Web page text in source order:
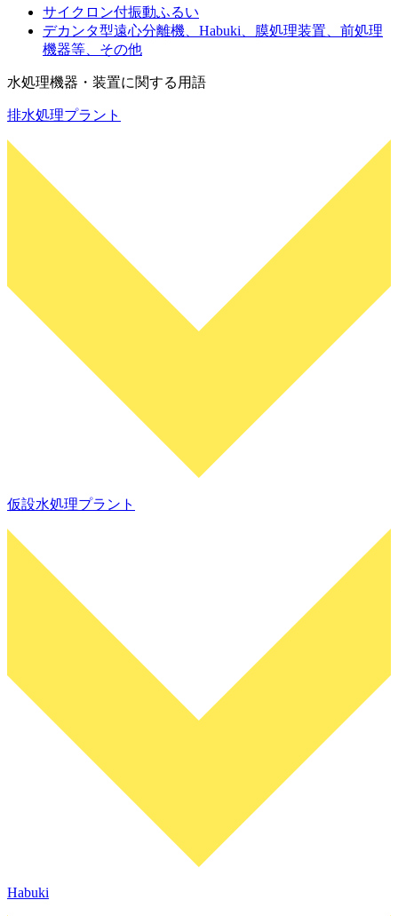
サイクロン付振動ふるい
デカンタ型遠心分離機、Habuki、膜処理装置、前処理
機器等、その他
水処理機器・装置に関する用語
排水処理プラント
仮設水処理プラント
Habuki